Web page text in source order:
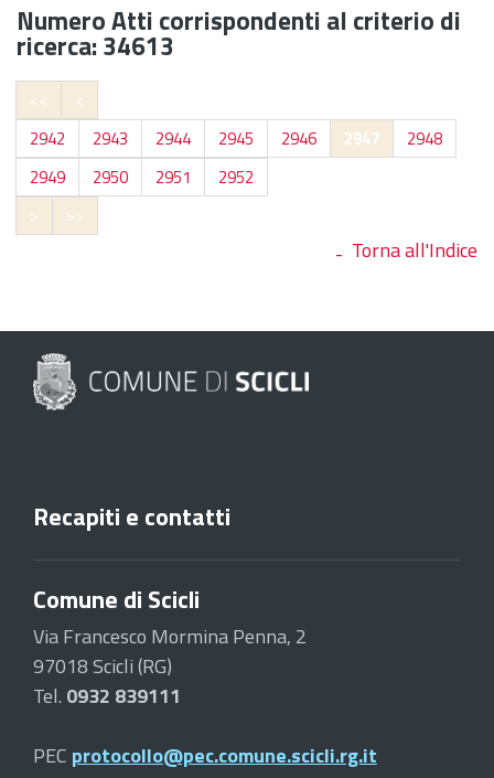
Numero Atti corrispondenti al criterio di
ricerca: 34613
<<
<
2942
2943 2944 2945 2946 2947
2948
2949
2950 2951
2952
>
>>
Torna all'Indice
Recapiti e contatti
Comune di Scicli
Via Francesco Mormina Penna, 2
97018 Scicli (RG)
Tel. 0932 839111
PEC protocollo@pec.comune.scicli.rg.it